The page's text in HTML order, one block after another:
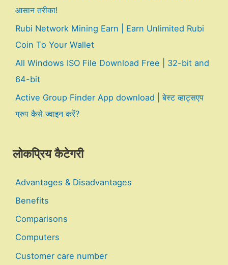
आसान तरीका!
Rubi Network Mining Earn | Earn Unlimited Rubi
Coin To Your Wallet
All Windows ISO File Download Free | 32-bit and
64-bit
Active Group Finder App download | बेस्ट व्हाट्सएप
ग्रुप कैसे ज्वाइन करें?
लोकप्रिय कैटेगरी
Advantages & Disadvantages
Benefits
Comparisons
Computers
Customer care number